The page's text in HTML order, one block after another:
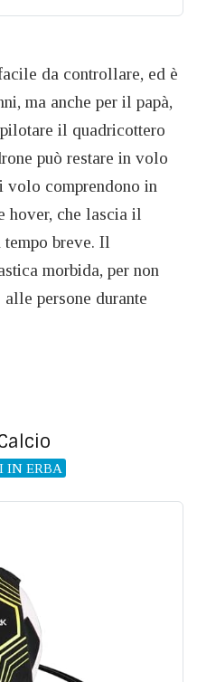
da controllare, ed è
ma anche per il papà,
il quadricottero
può restare in volo
volo comprendono in
hover, che lascia il
tempo breve. Il
morbida, per non
persone durante
IN ERBA